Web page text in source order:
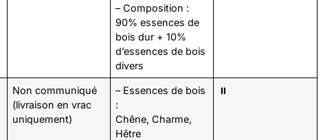
– Composition :
90% essences de
bois dur + 10%
d’essences de bois
divers
Non communiqué
(livraison en vrac
uniquement)
– Essences de bois
:
Chêne, Charme,
Hêtre
⏸️